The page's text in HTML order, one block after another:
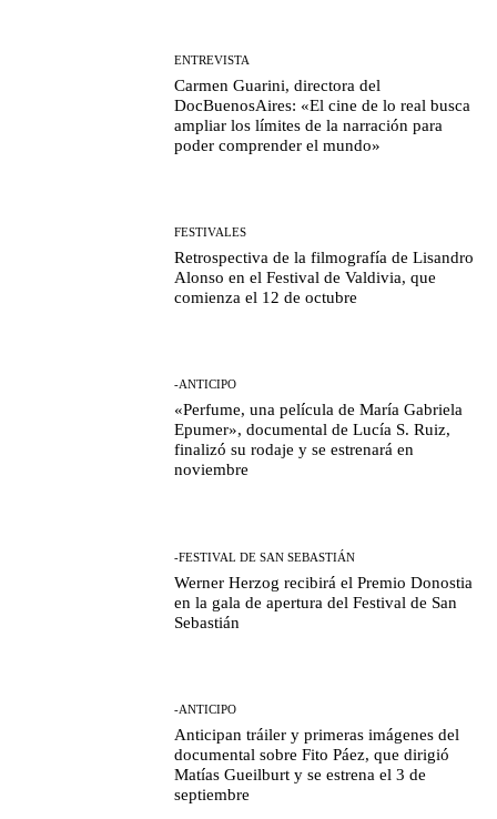
ENTREVISTA
Carmen Guarini, directora del
DocBuenosAires: «El cine de lo real busca
ampliar los límites de la narración para
poder comprender el mundo»
FESTIVALES
Retrospectiva de la filmografía de Lisandro
Alonso en el Festival de Valdivia, que
comienza el 12 de octubre
-ANTICIPO
«Perfume, una película de María Gabriela
Epumer», documental de Lucía S. Ruiz,
finalizó su rodaje y se estrenará en
noviembre
-FESTIVAL DE SAN SEBASTIÁN
Werner Herzog recibirá el Premio Donostia
en la gala de apertura del Festival de San
Sebastián
-ANTICIPO
Anticipan tráiler y primeras imágenes del
documental sobre Fito Páez, que dirigió
Matías Gueilburt y se estrena el 3 de
septiembre